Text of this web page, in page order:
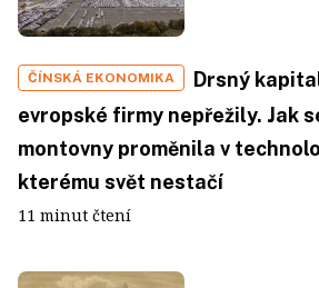
ČÍNSKÁ EKONOMIKA
Drsný
evropské firmy nepřežily. Jak
montovny proměnila v
kterému svět nestačí
11 minut čtení